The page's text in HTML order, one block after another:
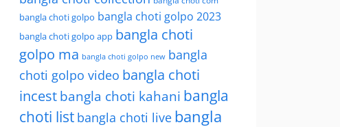
bangla choti golpo bangla choti golpo 2023
bangla choti golpo app bangla choti
golpo ma bangla choti golpo new bangla
choti golpo video bangla choti
incestbangla choti kahani bangla
choti list bangla choti live bangla